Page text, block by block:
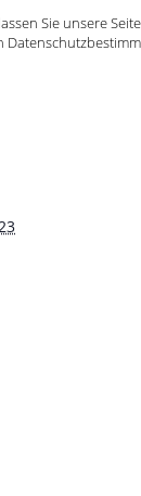
Sie unsere